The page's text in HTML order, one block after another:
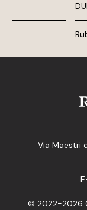
Via Maestri
© 2022-2026